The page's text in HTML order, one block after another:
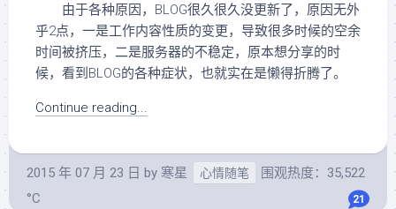
由于各种原因，BLOG很久很久没更新了，原因无外
乎2点，一是工作内容性质的变更，导致很多时候的空余
时间被挤压，二是服务器的不稳定，原本想分享的时
候，看到BLOG的各种症状，也就实在是懒得折腾了。
Continue reading...
2015 年 07 月 23 日 by 寒星 心情随笔
围观热度：35,522
°C
21